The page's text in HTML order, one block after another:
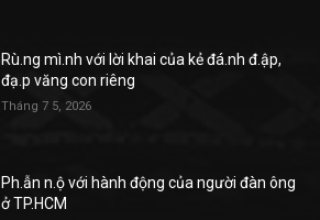
Rù.ng mì.nh với lời khai của kẻ đá.nh đ.ập,
đạ.p văng con riêng
Tháng 7 5, 2026
Ph.ẫn n.ộ với hành động của người đàn ông
ở TP.HCM